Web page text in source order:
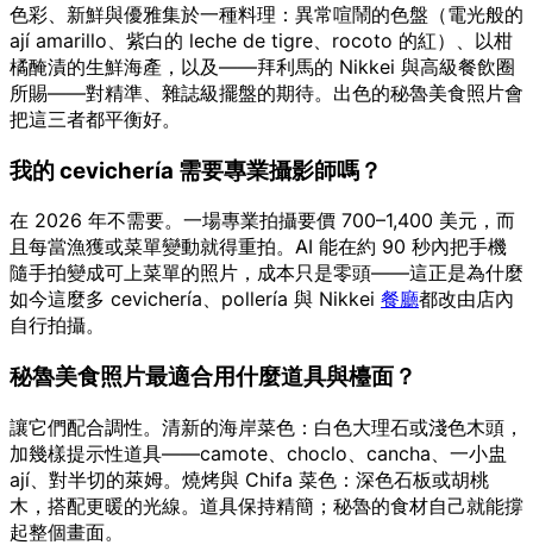
色彩、新鮮與優雅集於一種料理：異常喧鬧的色盤（電光般的
ají amarillo、紫白的 leche de tigre、rocoto 的紅）、以柑
橘醃漬的生鮮海產，以及——拜利馬的 Nikkei 與高級餐飲圈
所賜——對精準、雜誌級擺盤的期待。出色的秘魯美食照片會
把這三者都平衡好。
我的 cevichería 需要專業攝影師嗎？
在 2026 年不需要。一場專業拍攝要價 700–1,400 美元，而
且每當漁獲或菜單變動就得重拍。AI 能在約 90 秒內把手機
隨手拍變成可上菜單的照片，成本只是零頭——這正是為什麼
如今這麼多 cevichería、pollería 與 Nikkei 餐廳都改由店內
自行拍攝。
秘魯美食照片最適合用什麼道具與檯面？
讓它們配合調性。清新的海岸菜色：白色大理石或淺色木頭，
加幾樣提示性道具——camote、choclo、cancha、一小盅
ají、對半切的萊姆。燒烤與 Chifa 菜色：深色石板或胡桃
木，搭配更暖的光線。道具保持精簡；秘魯的食材自己就能撐
起整個畫面。